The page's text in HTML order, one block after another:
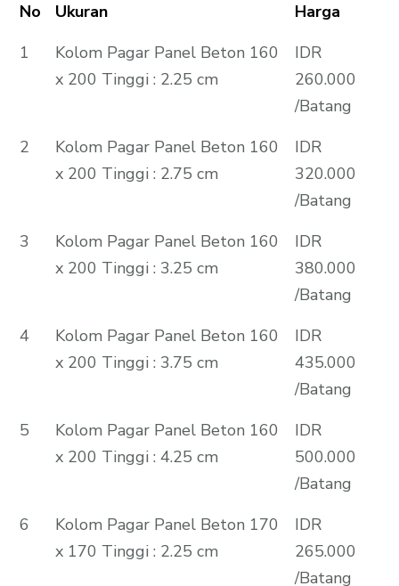
No
Ukuran
Harga
1
Kolom Pagar Panel Beton 160
x 200 Tinggi : 2.25 cm
IDR
260.000
/Batang
2
Kolom Pagar Panel Beton 160
x 200 Tinggi : 2.75 cm
IDR
320.000
/Batang
3
Kolom Pagar Panel Beton 160
x 200 Tinggi : 3.25 cm
IDR
380.000
/Batang
4
Kolom Pagar Panel Beton 160
x 200 Tinggi : 3.75 cm
IDR
435.000
/Batang
5
Kolom Pagar Panel Beton 160
x 200 Tinggi : 4.25 cm
IDR
500.000
/Batang
6
Kolom Pagar Panel Beton 170
x 170 Tinggi : 2.25 cm
IDR
265.000
/Batang